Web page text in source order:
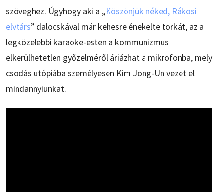
szöveghez. Úgyhogy aki a „Köszönjük néked, Rákosi
elvtárs” dalocskával már kehesre énekelte torkát, az a
legközelebbi karaoke-esten a kommunizmus
elkerülhetetlen győzelméről áriázhat a mikrofonba, mely
csodás utópiába személyesen Kim Jong-Un vezet el
mindannyiunkat.